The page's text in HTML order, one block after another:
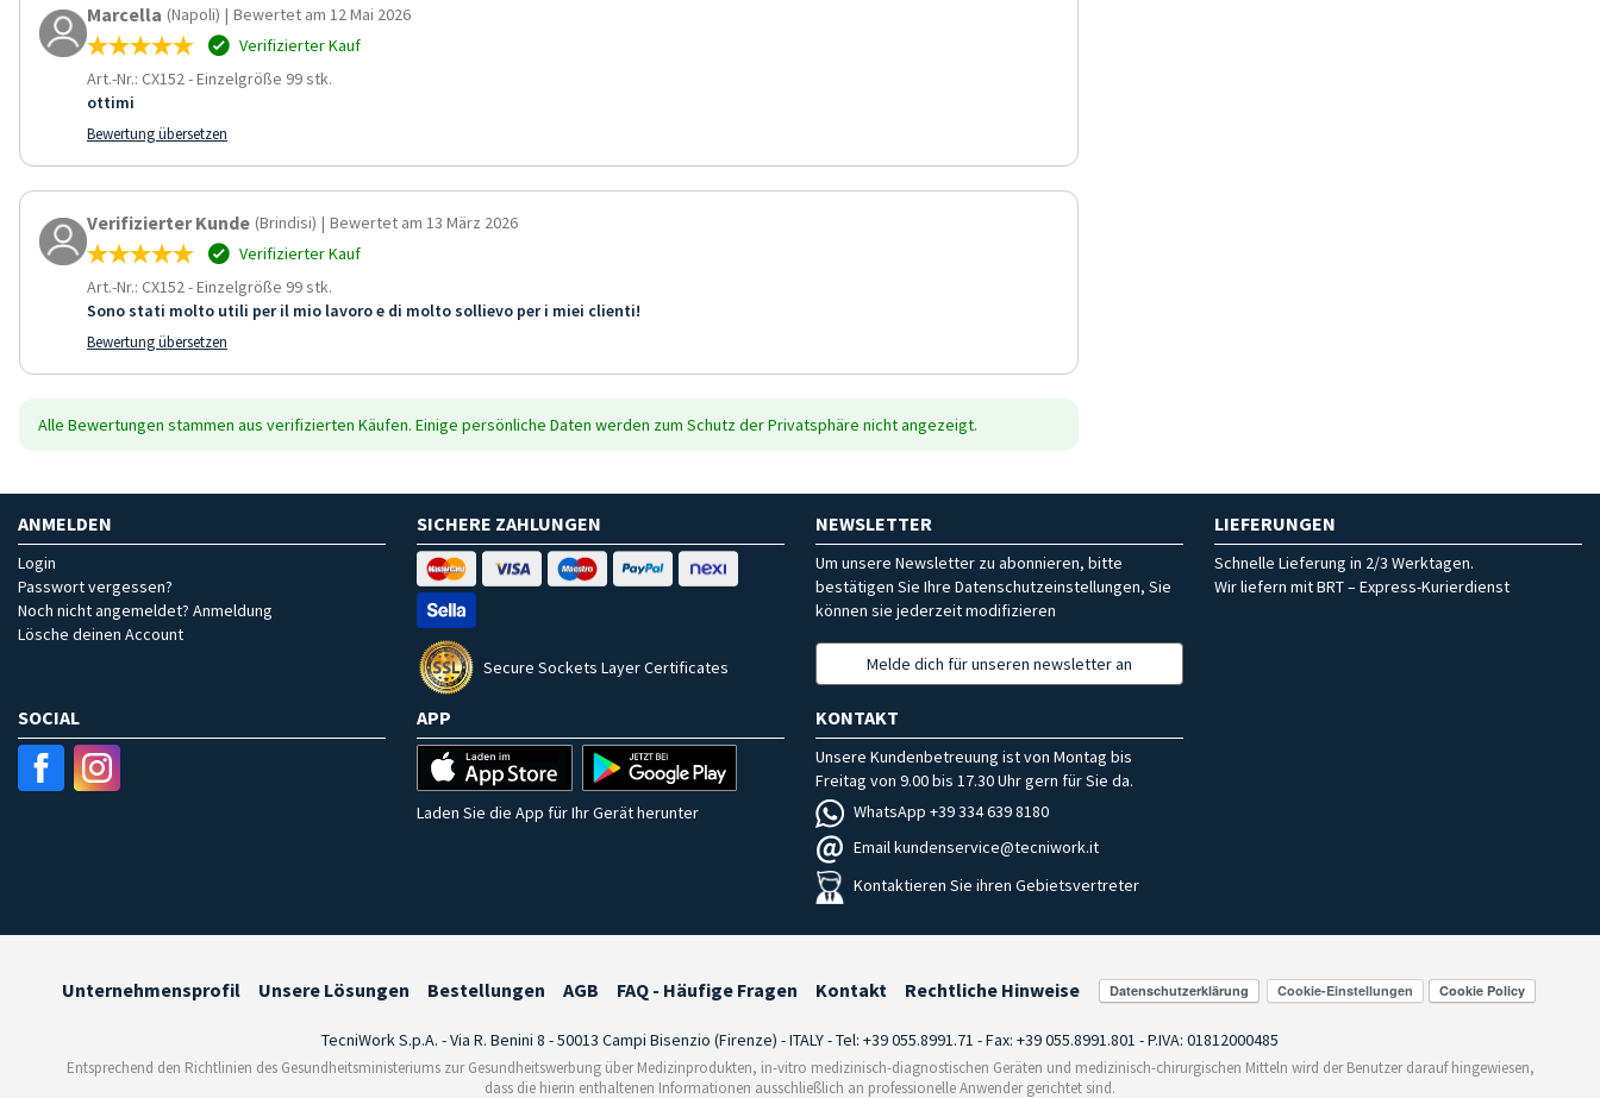
Marcella (Napoli) | Bewertet am 12 Mai 2026
Verifizierter Kauf
Art.-Nr.: CX152-Einzelgröße 99 stk.
ottimi
Bewertung übersetzen
Verifizierter Kunde (Brindisi) | Bewertet am 13 März 2026
Verifizierter Kauf
Art.-Nr.: CX152-Einzelgröße 99 stk.
Sono stati molto utili per il mio lavoro e di molto sollievo per i miei clienti!
Bewertung übersetzen
Alle Bewertungen stammen aus verifizierten Käufen. Einige persönliche Daten werden zum Schutz der Privatsphäre nicht angezeigt.
ANMELDEN
Login
Passwort vergessen?
Noch nicht angemeldet? Anmeldung
Lösche deinen Account
SICHERE ZAHLUNGEN
Secure Sockets Layer Certificates
NEWSLETTER
Um unsere Newsletter zu abonnieren, bitte
bestätigen Sie Ihre Datenschutzeinstellungen, Sie
können sie jederzeit modifizieren
Melde dich für unseren newsletter an
LIEFERUNGEN
Schnelle Lieferung in 2/3 Werktagen.
Wir liefern mit BRT – Express-Kurierdienst
SOCIAL APP
Laden Sie die App für Ihr Gerät herunter
KONTAKT
Unsere Kundenbetreuung ist von Montag bis
Freitag von 9.00 bis 17.30 Uhr gern für Sie da.
WhatsApp +39 334 639 8180
Email kundenservice@tecniwork.it
Kontaktieren Sie ihren Gebietsvertreter
Unternehmensprofil Unsere Lösungen Bestellungen AGB FAQ - Häufige Fragen Kontakt Rechtliche Hinweise Cookie-Einstellungen
TecniWork S.p.A. - Via R. Benini 8 - 50013 Campi Bisenzio (Firenze) - ITALY - Tel: +39 055.8991.71 - Fax: +39 055.8991.801 - P.IVA: 01812000485
Entsprechend den Richtlinien des Gesundheitsministeriums zur Gesundheitswerbung über Medizinprodukten, in-vitro medizinisch-diagnostischen Geräten und medizinisch-chirurgischen Mitteln wird der Benutzer darauf hingewiesen,
dass die hierin enthaltenen Informationen ausschließlich an professionelle Anwender gerichtet sind.